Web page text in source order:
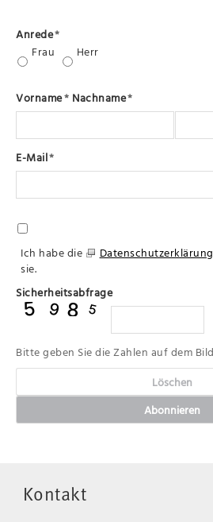
Anrede*
Frau
Herr
Vorname* Nachname*
E-Mail*
Ich habe die Datenschutzerklärung
sie.
Sicherheitsabfrage
Bitte geben Sie die Zahlen auf dem
Löschen
Abonnieren
Kontakt